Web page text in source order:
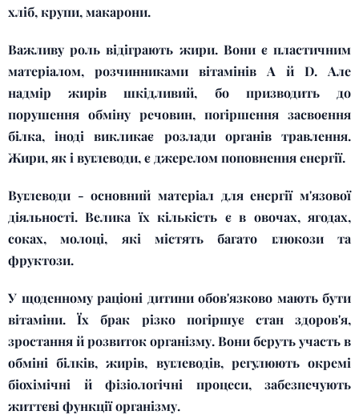
хліб, крупи, макарони.
Важливу роль відіграють жири. Вони є пластичним
матеріалом, розчинниками вітамінів А й D. Але
надмір жирів шкідливий, бо призводить до
порушення обміну речовин, погіршення засвоєння
білка, іноді викликає розлади органів травлення.
Жири, як і вуглеводи, є джерелом поповнення енергії.
Вуглеводи - основний матеріал для енергії м'язової
діяльності. Велика їх кількість є в овочах, ягодах,
соках, молоці, які містять багато глюкози та
фруктози.
У щоденному раціоні дитини обов'язково мають бути
вітаміни. Їх брак різко погіршує стан здоров'я,
зростання й розвиток організму. Вони беруть участь в
обміні білків, жирів, вуглеводів, регулюють окремі
біохімічні й фізіологічні процеси, забезпечують
життєві функції організму.